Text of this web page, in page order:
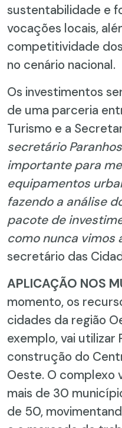
sustentabilidade e
vocações locais,
competitividade
no cenário nacional.
Os investimentos
de uma parceria
Turismo e a
secretário
importante para
equipamentos
fazendo a análise
pacote de
como nunca vimos
secretário das
APLICAÇÃO NOS
momento, os
cidades da região
exemplo, vai utilizar
construção do
Oeste. O complexo
mais de 30
de 50,